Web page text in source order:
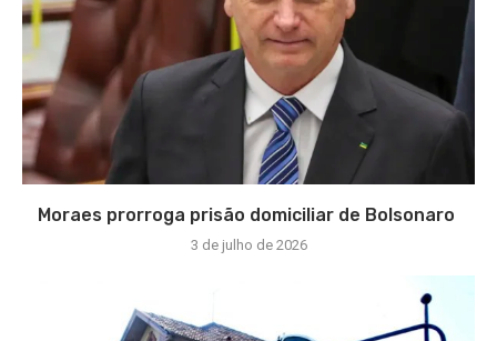
Moraes prorroga prisão domiciliar de Bolsonaro
3 de julho de 2026